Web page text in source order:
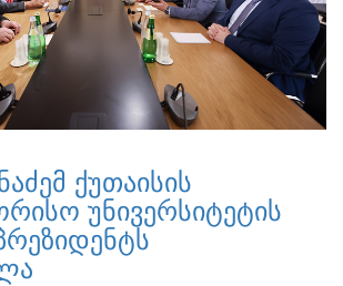
ქუთაისის
უნივერსიტეტის